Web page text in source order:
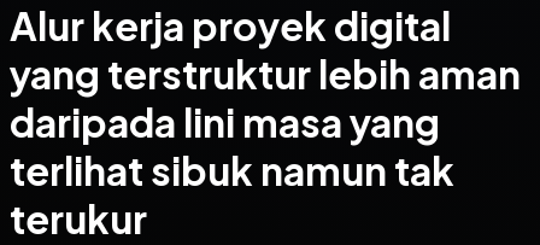
Alur kerja proyek digital
yang terstruktur lebih aman
daripada lini masa yang
terlihat sibuk namun tak
terukur